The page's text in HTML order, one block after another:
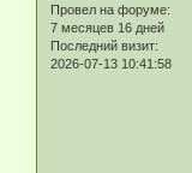
Провел на форуме:
7 месяцев 16 дней
Последний визит:
2026-07-13 10:41:58